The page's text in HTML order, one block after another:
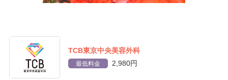
TCB東京中央美容外科
最低料金 2,980円